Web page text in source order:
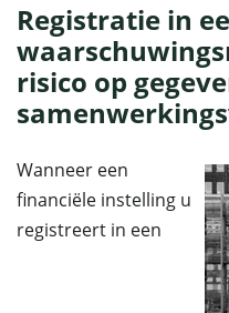
Registratie in
risico op
Wanneer een
financiële instelling u
registreert in een